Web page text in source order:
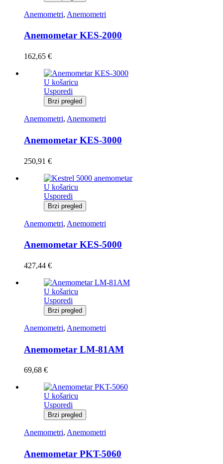
Anemometri, Anemometri
Anemometar KES-2000
162,65 €
U košaricu
Usporedi
Brzi pregled
Anemometri, Anemometri
Anemometar KES-3000
250,91 €
U košaricu
Usporedi
Brzi pregled
Anemometri, Anemometri
Anemometar KES-5000
427,44 €
U košaricu
Usporedi
Brzi pregled
Anemometri, Anemometri
Anemometar LM-81AM
69,68 €
U košaricu
Usporedi
Brzi pregled
Anemometri, Anemometri
Anemometar PKT-5060